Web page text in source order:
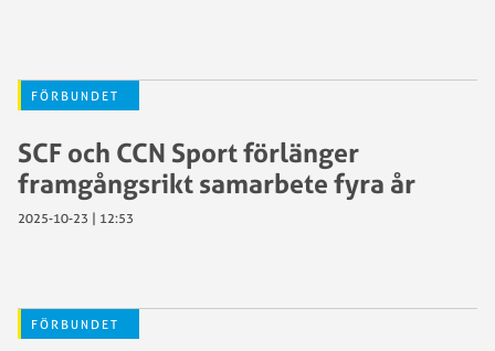
FÖRBUNDET
SCF och CCN Sport förlänger
framgångsrikt samarbete fyra år
2025-10-23 | 12:53
FÖRBUNDET